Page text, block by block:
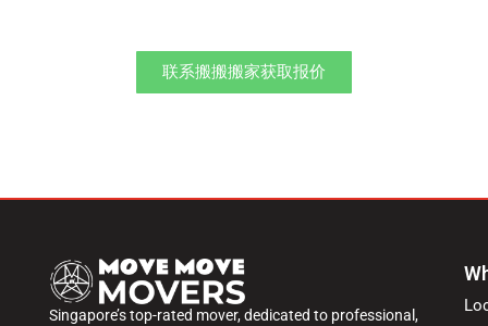
联系搬搬搬家获取报价
Singapore’s top-rated mover, dedicated to professional,